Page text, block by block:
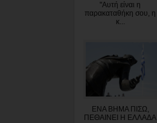
"Αυτή είναι η
παρακαταθήκη σου, η
κ...
ΕΝΑ ΒΗΜΑ ΠΙΣΩ,
ΠΕΘΑΙΝΕΙ Η ΕΛΛΑΔΑ